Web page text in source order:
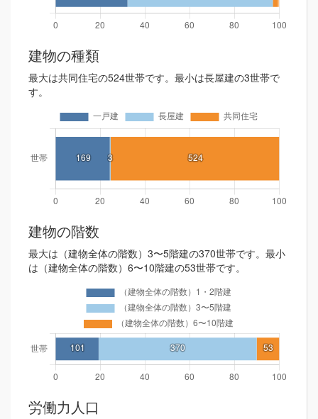
建物の種類
最大は共同住宅の524世帯です。最小は長屋建の3世帯で
す。
建物の階数
最大は（建物全体の階数）3〜5階建の370世帯です。最小
は（建物全体の階数）6〜10階建の53世帯です。
労働力人口